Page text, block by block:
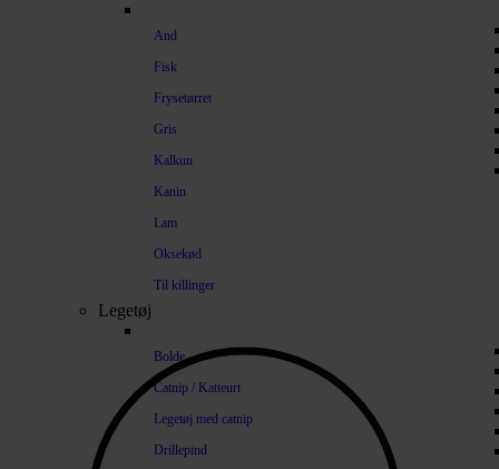
And
Fisk
Frysetørret
Gris
Kalkun
Kanin
Lam
Oksekød
Til killinger
Legetøj
Bolde
Catnip / Katteurt
Legetøj med catnip
Drillepind